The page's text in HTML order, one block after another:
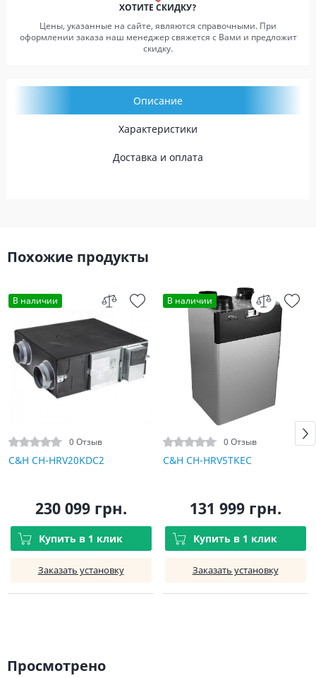
ХОТИТЕ СКИДКУ?
Цены, указанные на сайте, являются справочными. При
оформлении заказа наш менеджер свяжется с Вами и предложит
скидку.
Описание
Характеристики
Доставка и оплата
Похожие продукты
В наличии
0 Отзыв
C&H CH-HRV20KDC2
230 099 грн.
Купить в 1 клик
Заказать установку
В наличии
0 Отзыв
C&H CH-HRV5TKEC
131 999 грн.
Купить в 1 клик
Заказать установку
Просмотрено